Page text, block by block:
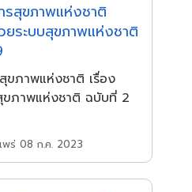
รสุขภาพแห่งชาติ
ระบบสุขภาพแห่งชาติ
ขภาพแห่งชาติ เรื่อง
ภาพแห่งชาติ ฉบับที่ 2
พร่ 08 ก.ค. 2023